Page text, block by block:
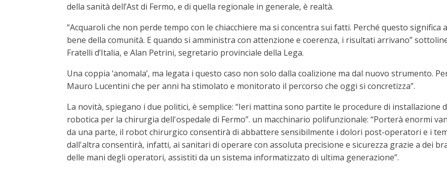
della sanità dell’Ast di Fermo, e di quella regionale in generale, è realtà.
“Acquaroli che non perde tempo con le chiacchiere ma si concentra sui fatti. Perché questo
bene della comunità. E quando si amministra con attenzione e coerenza, i risultati arrivano”
Fratelli d’Italia, e Alan Petrini, segretario provinciale della Lega.
Una coppia ‘anomala’, ma legata i questo caso non solo dalla coalizione ma dal nuovo strumento.
Mauro Lucentini che per anni ha stimolato e monitorato il percorso che oggi si concretizza”.
La novità, spiegano i due politici, è semplice: “Ieri mattina sono partite le procedure di
robotica per la chirurgia dell'ospedale di Fermo”. un macchinario polifunzionale: “Porterà enormi
da una parte, il robot chirurgico consentirà di abbattere sensibilmente i dolori post-operatori e i
dall'altra consentirà, infatti, ai sanitari di operare con assoluta precisione e sicurezza grazie a dei
delle mani degli operatori, assistiti da un sistema informatizzato di ultima generazione”.